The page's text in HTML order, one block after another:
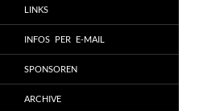
LINKS
INFOS PER E-MAIL
SPONSOREN
ARCHIVE